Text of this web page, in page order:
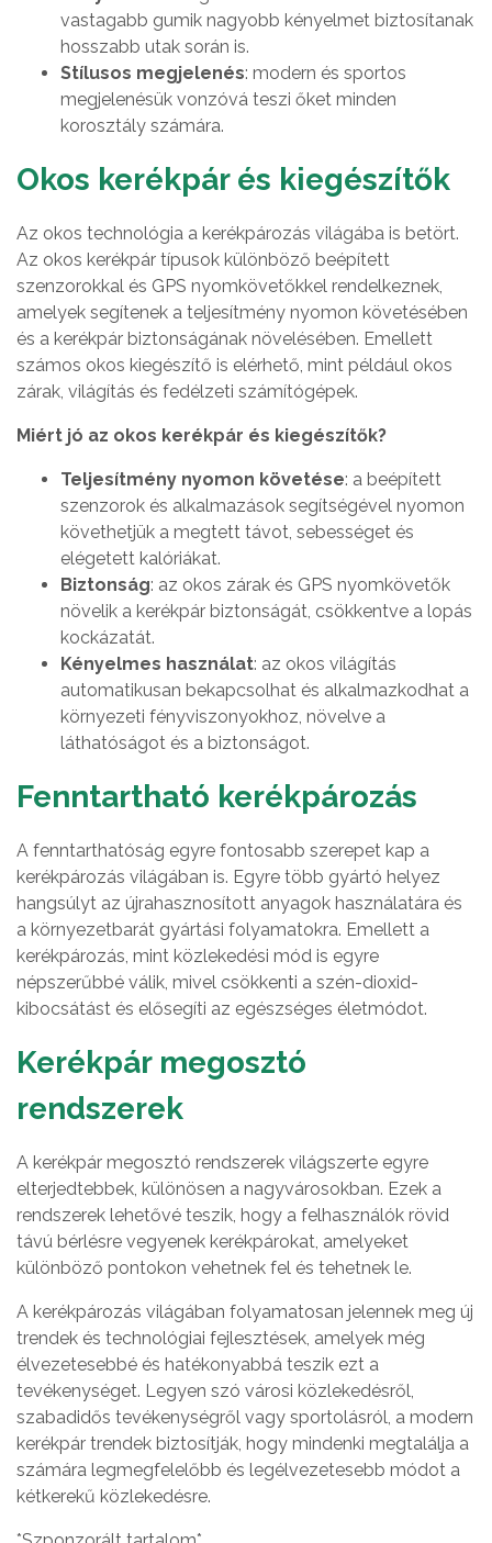
vastagabb gumik nagyobb kényelmet biztosítanak
hosszabb utak során is.
Stílusos megjelenés: modern és sportos
megjelenésük vonzóvá teszi őket minden
korosztály számára.
Okos kerékpár és kiegészítők
Az okos technológia a kerékpározás világába is betört.
Az okos kerékpár típusok különböző beépített
szenzorokkal és GPS nyomkövetőkkel rendelkeznek,
amelyek segítenek a teljesítmény nyomon követésében
és a kerékpár biztonságának növelésében. Emellett
számos okos kiegészítő is elérhető, mint például okos
zárak, világítás és fedélzeti számítógépek.
Miért jó az okos kerékpár és kiegészítők?
Teljesítmény nyomon követése: a beépített
szenzorok és alkalmazások segítségével nyomon
követhetjük a megtett távot, sebességet és
elégetett kalóriákat.
Biztonság: az okos zárak és GPS nyomkövetők
növelik a kerékpár biztonságát, csökkentve a lopás
kockázatát.
Kényelmes használat: az okos világítás
automatikusan bekapcsolhat és alkalmazkodhat a
környezeti fényviszonyokhoz, növelve a
láthatóságot és a biztonságot.
Fenntartható kerékpározás
A fenntarthatóság egyre fontosabb szerepet kap a
kerékpározás világában is. Egyre több gyártó helyez
hangsúlyt az újrahasznosított anyagok használatára és
a környezetbarát gyártási folyamatokra. Emellett a
kerékpározás, mint közlekedési mód is egyre
népszerűbbé válik, mivel csökkenti a szén-dioxid-
kibocsátást és elősegíti az egészséges életmódot.
Kerékpár megosztó
rendszerek
A kerékpár megosztó rendszerek világszerte egyre
elterjedtebbek, különösen a nagyvárosokban. Ezek a
rendszerek lehetővé teszik, hogy a felhasználók rövid
távú bérlésre vegyenek kerékpárokat, amelyeket
különböző pontokon vehetnek fel és tehetnek le.
A kerékpározás világában folyamatosan jelennek meg új
trendek és technológiai fejlesztések, amelyek még
élvezetesebbé és hatékonyabbá teszik ezt a
tevékenységet. Legyen szó városi közlekedésről,
szabadidős tevékenységről vagy sportolásról, a modern
kerékpár trendek biztosítják, hogy mindenki megtalálja a
számára legmegfelelőbb és legélvezetesebb módot a
kétkerekű közlekedésre.